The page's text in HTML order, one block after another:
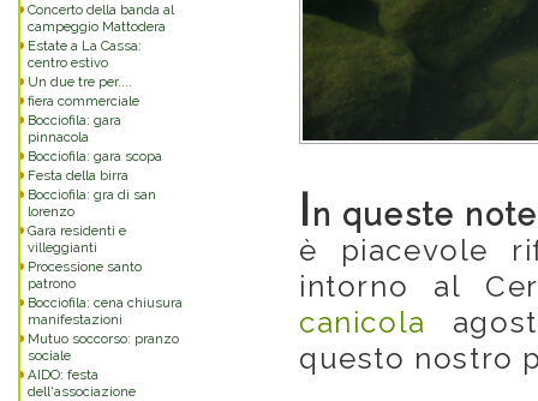
Concerto della banda al
campeggio Mattodera
Estate a La Cassa:
centro estivo
Un due tre per....
fiera commerciale
Bocciofila: gara
pinnacola
Bocciofila: gara scopa
Festa della birra
Bocciofila: gra di san
lorenzo
Gara residenti e
villeggianti
Processione santo
patrono
Bocciofila: cena chiusura
manifestazioni
Mutuo soccorso: pranzo
sociale
AIDO: festa
dell'associazione
In queste
è piacevole
intorno al
canicola
questo nostro